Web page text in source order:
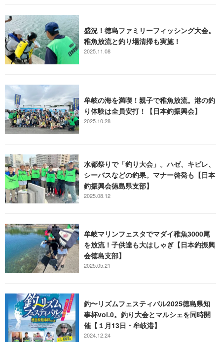
盛況！徳島ファミリーフィッシング大会。
稚魚放流と釣り場清掃も実施！
2025.11.08
牟岐の海を満喫！親子で稚魚放流。港の釣
り体験は全員安打！【日本釣振興会】
2025.10.28
水都祭りで「釣り大会」。ハゼ、キビレ、
シーバスなどの釣果。マナー啓発も【日本
釣振興会徳島県支部】
2025.08.12
牟岐マリンフェスタでマダイ稚魚3000尾
を放流！子供達も大はしゃぎ【日本釣振興
会徳島支部】
2025.05.21
釣〜リズムフェスティバル2025徳島県知
事杯vol.0。釣り大会とマルシェを同時開
催【１月13日・牟岐港】
2024.12.24